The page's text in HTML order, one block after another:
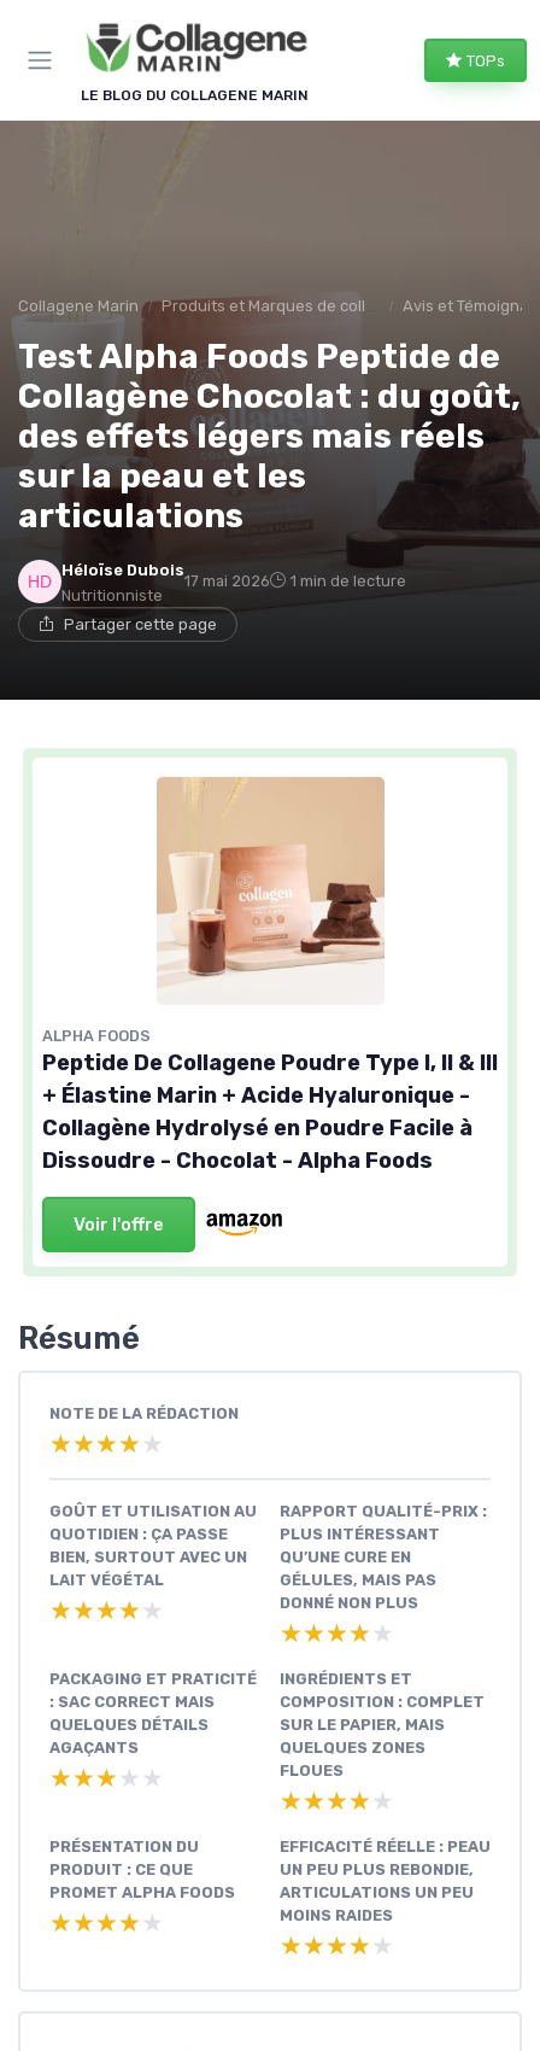
LE BLOG DU COLLAGENE MARIN
TOPs
Collagene Marin Produits et Marques de collagene marin Avis et
Test Alpha Foods Peptide de
Collagène Chocolat : du goût,
des effets légers mais réels
sur la peau et les
articulations
Héloïse Dubois
Nutritionniste
17 mai 2026 1 min de lecture
Partager cette page
ALPHA FOODS
Peptide De Collagene Poudre Type I, II & III
+ Élastine Marin + Acide Hyaluronique -
Collagène Hydrolysé en Poudre Facile à
Dissoudre - Chocolat - Alpha Foods
Voir l'offre
Résumé
NOTE DE LA RÉDACTION
★★★★★
★★★★★
GOÛT ET UTILISATION AU
QUOTIDIEN : ÇA PASSE
BIEN, SURTOUT AVEC UN
LAIT VÉGÉTAL
★★★★★
★★★★★
RAPPORT QUALITÉ-PRIX :
PLUS INTÉRESSANT
QU’UNE CURE EN
GÉLULES, MAIS PAS
DONNÉ NON PLUS
★★★★★
★★★★★
PACKAGING ET PRATICITÉ
: SAC CORRECT MAIS
QUELQUES DÉTAILS
AGAÇANTS
★★★★★
★★★★★
INGRÉDIENTS ET
COMPOSITION : COMPLET
SUR LE PAPIER, MAIS
QUELQUES ZONES
FLOUES
★★★★★
★★★★★
PRÉSENTATION DU
PRODUIT : CE QUE
PROMET ALPHA FOODS
★★★★★
★★★★★
EFFICACITÉ RÉELLE : PEAU
UN PEU PLUS REBONDIE,
ARTICULATIONS UN PEU
MOINS RAIDES
★★★★★
★★★★★